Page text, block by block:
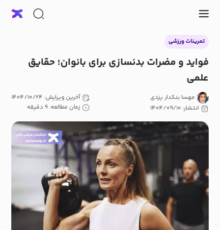
تمرینات ورزشی
فواید و مضرات بدنسازی برای بانوان؛ حقایق
علمی
مهسا بنکدار یزدی
انتشار: ۱۴۰۴/۰۹/۱۰
آخرین ویرایش: ۱۴۰۴/۱۰/۲۴
زمان مطالعه: ۹ دقیقه